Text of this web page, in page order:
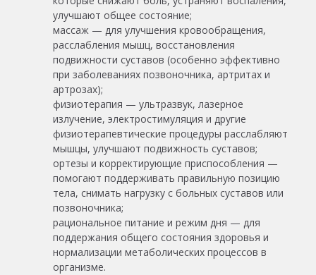
улучшают общее состояние;
массаж — для улучшения кровообращения,
расслабления мышц, восстановления
подвижности суставов (особенно эффективно
при заболеваниях позвоночника, артритах и
артрозах);
физиотерапия — ультразвук, лазерное
излучение, электростимуляция и другие
физиотерапевтические процедуры расслабляют
мышцы, улучшают подвижность суставов;
ортезы и корректирующие приспособления —
помогают поддерживать правильную позицию
тела, снимать нагрузку с больных суставов или
позвоночника;
рациональное питание и режим дня — для
поддержания общего состояния здоровья и
нормализации метаболических процессов в
организме.